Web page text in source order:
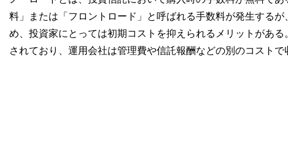
料」または「フロントロード」と呼ばれる手数料が発生する
め、投資家にとっては初期コストを抑えられるメリットがあ
されており、運用会社は管理費や信託報酬などの別のコストで